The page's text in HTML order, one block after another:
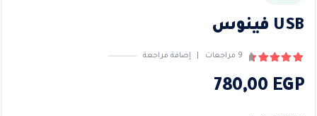
USB فينوس
9 مراجعات إضافة مراجعة
780,00 EGP